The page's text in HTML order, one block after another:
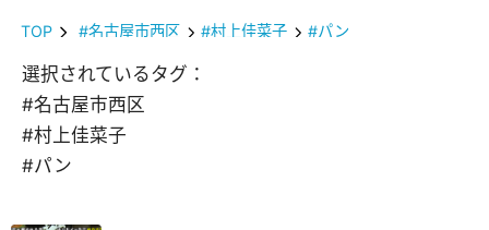
TOP #名古屋市西区 #村上佳菜子 #パン
選択されているタグ：
#名古屋市西区
#村上佳菜子
#パン